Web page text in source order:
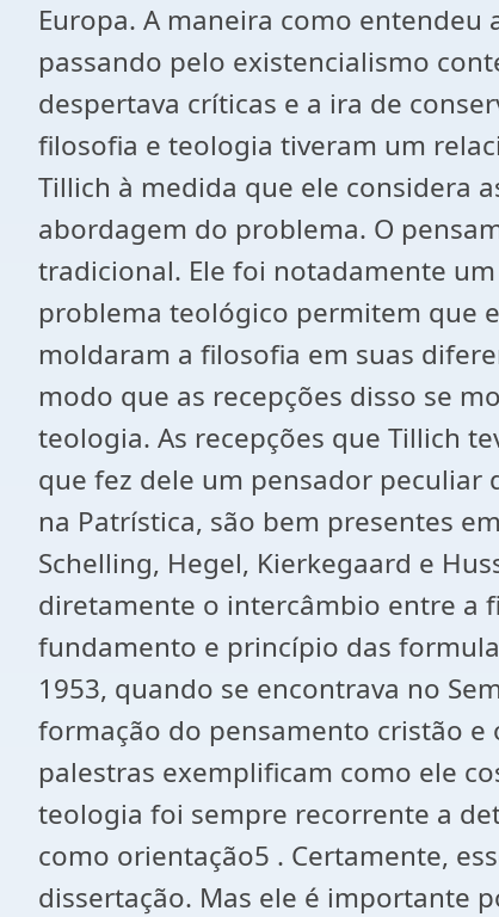
Europa. A maneira como
passando pelo existencialismo
despertava críticas e a ira de
filosofia e teologia tiveram um
Tillich à medida que ele considera
abordagem do problema. O
tradicional. Ele foi notadamente
problema teológico permitem que
moldaram a filosofia em suas
modo que as recepções disso se
teologia. As recepções que Tillich
que fez dele um pensador peculiar
na Patrística, são bem presentes
Schelling, Hegel, Kierkegaard e
diretamente o intercâmbio entre a
fundamento e princípio das
1953, quando se encontrava no
formação do pensamento cristão e
palestras exemplificam como ele
teologia foi sempre recorrente a
como orientação5 . Certamente,
dissertação. Mas ele é importante